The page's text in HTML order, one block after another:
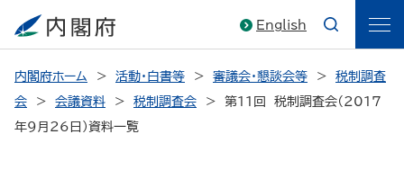
English
内閣府ホーム 活動・白書等 審議会・懇談会等
税制調査
会
会議資料 税制調査会
第11回 税制調査会（2017
年9月26日）資料一覧